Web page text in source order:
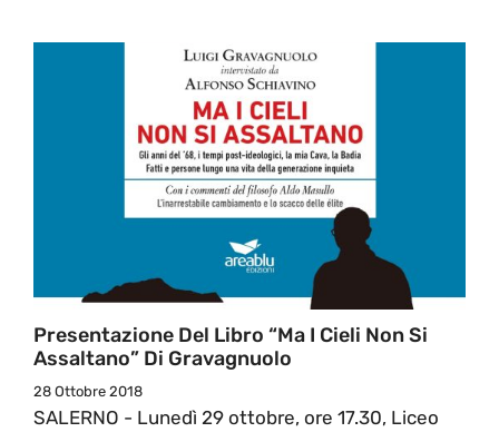
Presentazione Del Libro “Ma I Cieli Non Si
Assaltano” Di Gravagnuolo
28 Ottobre 2018
SALERNO - Lunedì 29 ottobre, ore 17.30, Liceo